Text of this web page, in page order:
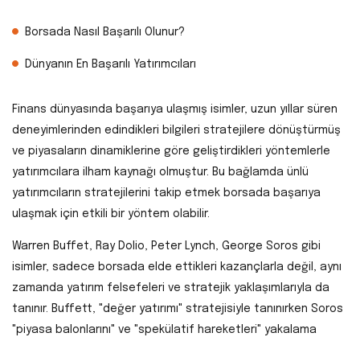
Borsada Nasıl Başarılı Olunur?
Dünyanın En Başarılı Yatırımcıları
Finans dünyasında başarıya ulaşmış isimler, uzun yıllar süren
deneyimlerinden edindikleri bilgileri stratejilere dönüştürmüş
ve piyasaların dinamiklerine göre geliştirdikleri yöntemlerle
yatırımcılara ilham kaynağı olmuştur. Bu bağlamda ünlü
yatırımcıların stratejilerini takip etmek borsada başarıya
ulaşmak için etkili bir yöntem olabilir.
Warren Buffet, Ray Dolio, Peter Lynch, George Soros gibi
isimler, sadece borsada elde ettikleri kazançlarla değil, aynı
zamanda yatırım felsefeleri ve stratejik yaklaşımlarıyla da
tanınır. Buffett, "değer yatırımı" stratejisiyle tanınırken Soros
"piyasa balonlarını" ve "spekülatif hareketleri" yakalama